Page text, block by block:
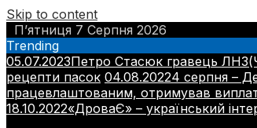
Skip to content
П’ятниця 7 Серпня 2026
Trending
05.07.2023Петро Стасюк гравець
рецепти пасок 04.08.20224 серпня –
працевлаштованим, отримував
18.10.2022«ДроваЄ» – український